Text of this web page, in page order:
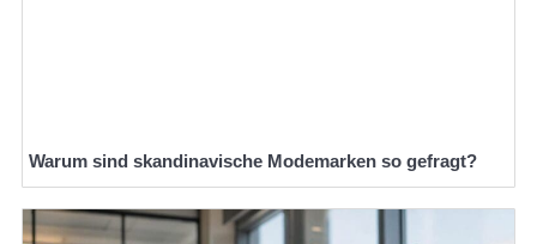
Warum sind skandinavische Modemarken so gefragt?